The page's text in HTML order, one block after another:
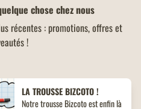
chose chez nous
récentes : promotions, offres et
!
LA TROUSSE BIZCOTO !
Notre trousse Bizcoto est enfin là